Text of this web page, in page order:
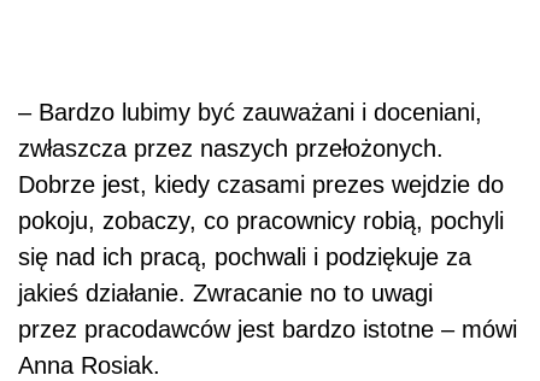
– Bardzo lubimy być zauważani i doceniani,
zwłaszcza przez naszych przełożonych.
Dobrze jest, kiedy czasami prezes wejdzie do
pokoju, zobaczy, co pracownicy robią, pochyli
się nad ich pracą, pochwali i podziękuje za
jakieś działanie. Zwracanie no to uwagi
przez pracodawców jest bardzo istotne – mówi
Anna Rosiak.